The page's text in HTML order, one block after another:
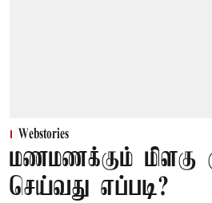
Webstories
மணமணக்கும் மிளகு
செய்வது எப்படி?